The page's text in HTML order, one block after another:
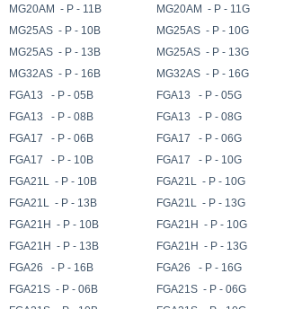
MG20AM - P - 11B
MG25AS - P - 10B
MG25AS - P - 13B
MG32AS - P - 16B
MG20AM - P - 11G
MG25AS - P - 10G
MG25AS - P - 13G
MG32AS - P - 16G
FGA13 - P - 05B
FGA13 - P - 08B
FGA17 - P - 06B
FGA17 - P - 10B
FGA21L - P - 10B
FGA21L - P - 13B
FGA21H - P - 10B
FGA21H - P - 13B
FGA26 - P - 16B
FGA13 - P - 05G
FGA13 - P - 08G
FGA17 - P - 06G
FGA17 - P - 10G
FGA21L - P - 10G
FGA21L - P - 13G
FGA21H - P - 10G
FGA21H - P - 13G
FGA26 - P - 16G
FGA21S - P - 06B
FGA21S - P - 06G